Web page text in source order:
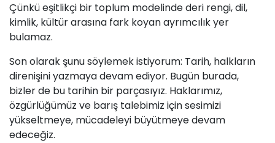
Çünkü eşitlikçi bir toplum modelinde deri rengi, dil,
kimlik, kültür arasına fark koyan ayrımcılık yer
bulamaz.
Son olarak şunu söylemek istiyorum: Tarih, halkların
direnişini yazmaya devam ediyor. Bugün burada,
bizler de bu tarihin bir parçasıyız. Haklarımız,
özgürlüğümüz ve barış talebimiz için sesimizi
yükseltmeye, mücadeleyi büyütmeye devam
edeceğiz.